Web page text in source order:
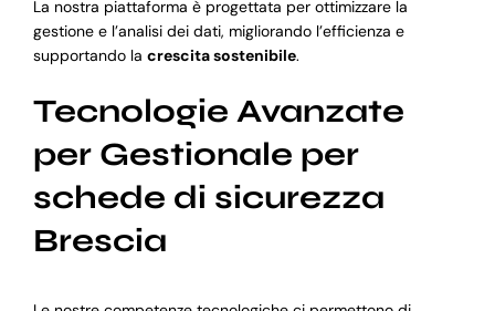
La nostra piattaforma è progettata per ottimizzare la
gestione e l’analisi dei dati, migliorando l’efficienza e
supportando la crescita sostenibile.
Tecnologie Avanzate
per Gestionale per
schede di sicurezza
Brescia